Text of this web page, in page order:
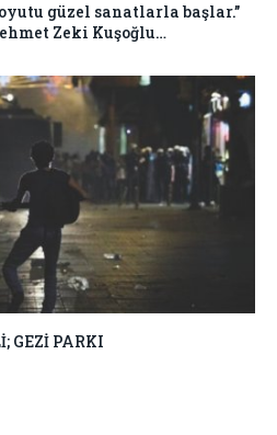
güzel sanatlarla başlar.’’
Zeki Kuşoğlu…
GEZİ PARKI